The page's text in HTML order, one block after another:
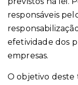
responsáveis
efetividade dos
empresas.
O objetivo deste